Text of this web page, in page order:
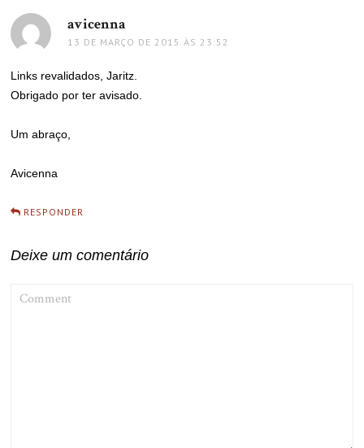
avicenna
13 DE MARÇO DE 2015 ÀS 23:52
Links revalidados, Jaritz.
Obrigado por ter avisado.
Um abraço,
Avicenna
RESPONDER
Deixe um comentário